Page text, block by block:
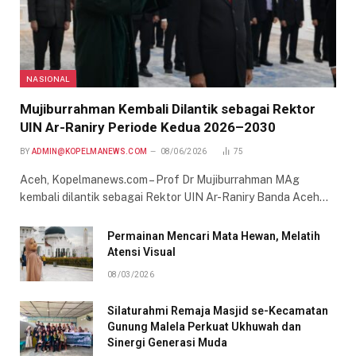
NASIONAL
Mujiburrahman Kembali Dilantik sebagai Rektor
UIN Ar-Raniry Periode Kedua 2026–2030
BY ADMIN@KOPELMANEWS.COM 08/06/2026 75
Aceh, Kopelmanews.com – Prof Dr Mujiburrahman MAg
kembali dilantik sebagai Rektor UIN Ar-Raniry Banda Aceh…
Permainan Mencari Mata Hewan, Melatih
Atensi Visual
08/03/2026
Silaturahmi Remaja Masjid se-Kecamatan
Gunung Malela Perkuat Ukhuwah dan
Sinergi Generasi Muda